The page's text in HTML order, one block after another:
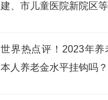
建、市儿童医院新院区等
世界热点评！2023年养
本人养老金水平挂钩吗